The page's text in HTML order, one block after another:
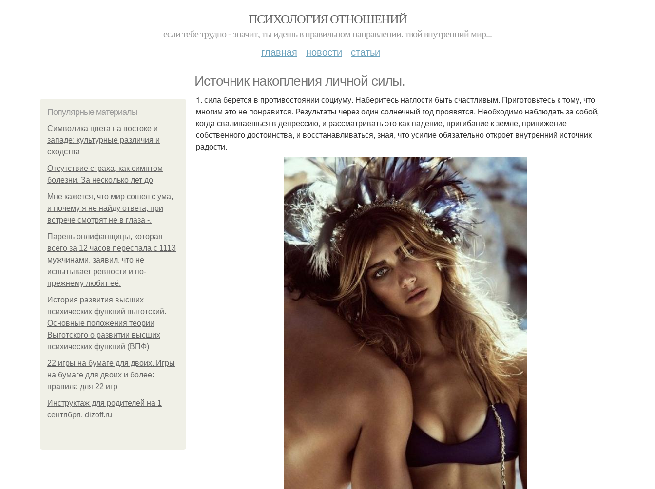
ПСИХОЛОГИЯ ОТНОШЕНИЙ
если тебе трудно - значит, ты идешь в правильном направлении. твой внутренний мир...
главная новости статьи
Источник накопления личной силы.
Популярные материалы
Символика цвета на востоке и
западе: культурные различия и
сходства
Отсутствие страха, как симптом
болезни. За несколько лет до
Мне кажется, что мир сошел с ума,
и почему я не найду ответа, при
встрече смотрят не в глаза -.
Парень онлифанщицы, которая
всего за 12 часов переспала с 1113
мужчинами, заявил, что не
испытывает ревности и по-
прежнему любит её.
История развития высших
психических функций выготский.
Основные положения теории
Выготского о развитии высших
психических функций (ВПФ)
22 игры на бумаге для двоих. Игры
на бумаге для двоих и более:
правила для 22 игр
Инструктаж для родителей на 1
сентября. dizoff.ru
1. сила берется в противостоянии социуму. Наберитесь наглости быть счастливым. Приготовьтесь к тому, что
многим это не понравится. Результаты через один солнечный год проявятся. Необходимо наблюдать за собой,
когда сваливаешься в депрессию, и рассматривать это как падение, пригибание к земле, принижение
собственного достоинства, и восстанавливаться, зная, что усилие обязательно откроет внутренний источник
радости.